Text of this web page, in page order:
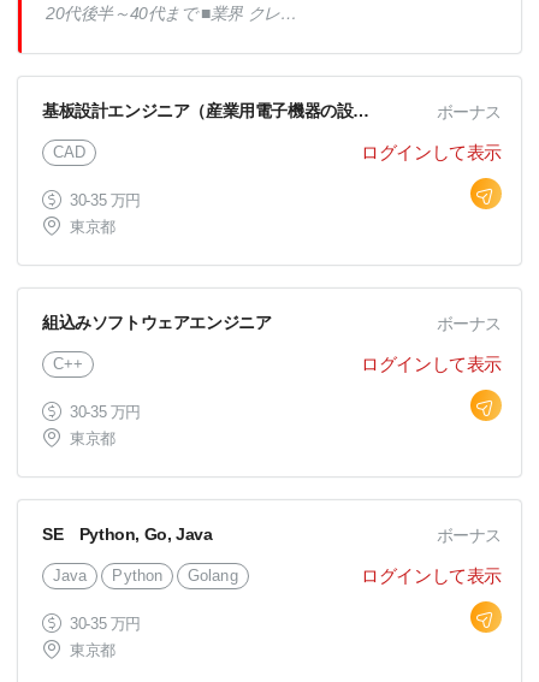
20代後半～40代まで ■業界 クレジ
カード会社が運用する複数のポイン
トモール事業に関する 新規機能の
開発を進めている中で、 Goを使っ
た問い合わせ機能の開発を担当いた
だきます。 ※APIと管理画面の実装
が中心の予定
基板設計エンジニア（産業用電子機器の設計開発）
CAD
30-35 万円
東京都
ボーナス
ログインして表示
組込みソフトウェアエンジニア
C++
30-35 万円
東京都
ボーナス
ログインして表示
SE Python, Go, Java
Java Python Golang
30-35 万円
東京都
ボーナス
ログインして表示